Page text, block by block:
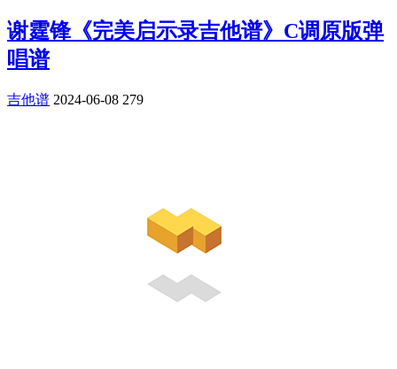
谢霆锋《完美启示录吉他谱》C调原版弹
唱谱
吉他谱 2024-06-08 279